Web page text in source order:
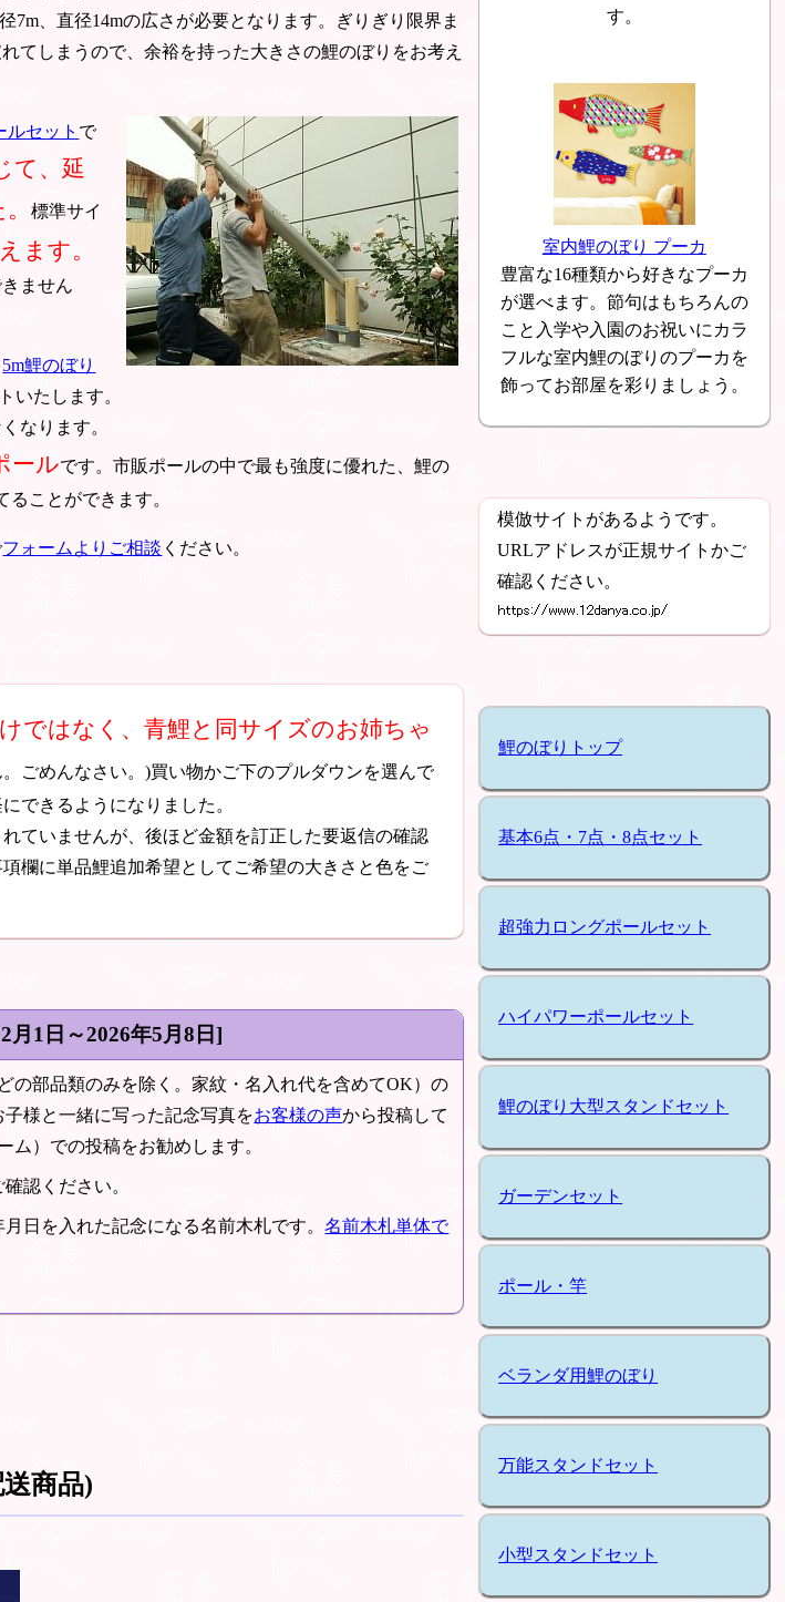
、直径14mの広さが必要となります。ぎりぎり限界ま
てしまうので、余裕を持った大きさの鯉のぼりをお考え
ルセット で
て、延
。標準サイ
ます。
ません
5m鯉のぼり
いたします。
なります。
ールです。市販ポールの中で最も強度に優れた、鯉の
ことができます。
フォームよりご相談 ください。
ではなく、青鯉と同サイズのお姉ちゃ
ごめんなさい。)買い物かご下のプルダウンを選んで
できるようになりました。
ていませんが、後ほど金額を訂正した要返信の確認
欄に単品鯉追加希望としてご希望の大きさと色をご
月1日～2026年5月8日]
の部品類のみを除く。家紋・名入れ代を含めてOK）の
様と一緒に写った記念写真をお客様の声から投稿して
ム）での投稿をお勧めします。
確認ください。
日を入れた記念になる名前木札です。名前木札単体で
商品)
す。
室内鯉のぼり プーカ
豊富な16種類から好きなプーカ
が選べます。節句はもちろんの
こと入学や入園のお祝いにカラ
フルな室内鯉のぼりのプーカを
飾ってお部屋を彩りましょう。
模倣サイトがあるようです。
URLアドレスが正規サイトかご
確認ください。
鯉のぼりトップ
基本6点・7点・8点セット
超強力ロングポールセット
ハイパワーポールセット
鯉のぼり大型スタンドセット
ガーデンセット
ポール・竿
ベランダ用鯉のぼり
万能スタンドセット
小型スタンドセット